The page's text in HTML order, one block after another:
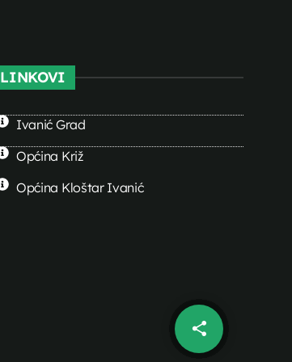
share
email
LINKOVI
Ivanić Grad
Općina Križ
Općina Kloštar Ivanić